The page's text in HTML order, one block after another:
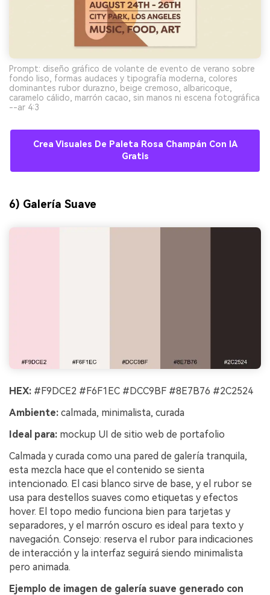
Prompt: diseño gráfico de volante de evento de verano sobre
fondo liso, formas audaces y tipografía moderna, colores
dominantes rubor durazno, beige cremoso, albaricoque,
caramelo cálido, marrón cacao, sin manos ni escena fotográfica
--ar 4:3
Crea Visuales De Paleta Rosa Champán Con IA
Gratis
6) Galería Suave
HEX: #F9DCE2 #F6F1EC #DCC9BF #8E7B76 #2C2524
Ambiente: calmada, minimalista, curada
Ideal para: mockup UI de sitio web de portafolio
Calmada y curada como una pared de galería tranquila,
esta mezcla hace que el contenido se sienta
intencionado. El casi blanco sirve de base, y el rubor se
usa para destellos suaves como etiquetas y efectos
hover. El topo medio funciona bien para tarjetas y
separadores, y el marrón oscuro es ideal para texto y
navegación. Consejo: reserva el rubor para indicaciones
de interacción y la interfaz seguirá siendo minimalista
pero animada.
Ejemplo de imagen de galería suave generado con